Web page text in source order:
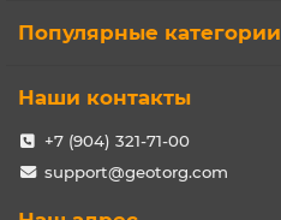
Популярные категории
Наши контакты
+7 (904) 321-71-00
support@geotorg.com